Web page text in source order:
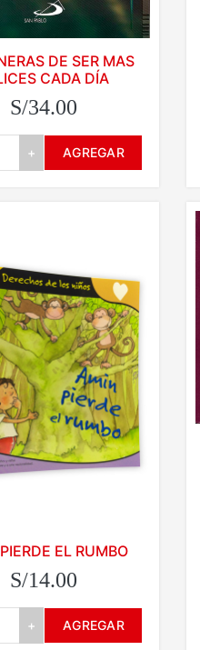
DE SER MAS
CADA DÍA
S/34.00
+ AGREGAR
EL RUMBO
S/14.00
+ AGREGAR